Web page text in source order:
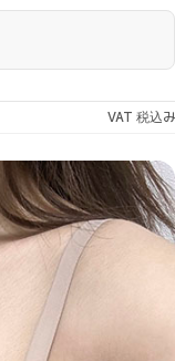
VAT 税込み